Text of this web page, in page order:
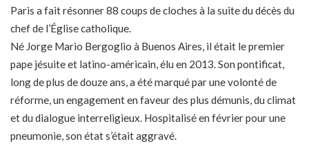
Paris a fait résonner 88 coups de cloches à la suite du décès du
chef de l’Église catholique.
Né Jorge Mario Bergoglio à Buenos Aires, il était le premier
pape jésuite et latino-américain, élu en 2013. Son pontificat,
long de plus de douze ans, a été marqué par une volonté de
réforme, un engagement en faveur des plus démunis, du climat
et du dialogue interreligieux. Hospitalisé en février pour une
pneumonie, son état s’était aggravé.